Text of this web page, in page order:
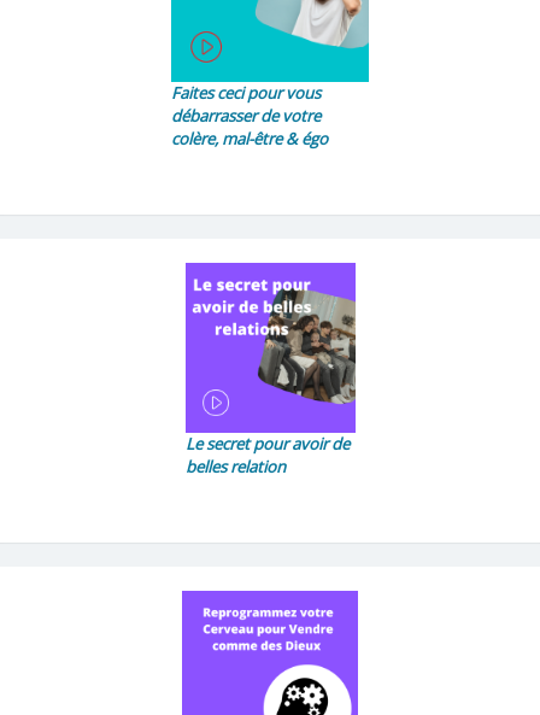
Faites ceci pour vous
débarrasser de votre
colère, mal-être & égo
Le secret pour avoir de
belles relation